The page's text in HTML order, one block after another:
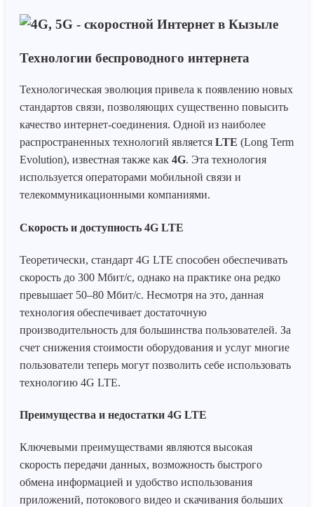
Технологии беспроводного интернета
Технологическая эволюция привела к появлению новых
стандартов связи, позволяющих существенно повысить
качество интернет-соединения. Одной из наиболее
распространенных технологий является LTE (Long Term
Evolution), известная также как 4G. Эта технология
используется операторами мобильной связи и
телекоммуникационными компаниями.
Скорость и доступность 4G LTE
Теоретически, стандарт 4G LTE способен обеспечивать
скорость до 300 Мбит/с, однако на практике она редко
превышает 50–80 Мбит/с. Несмотря на это, данная
технология обеспечивает достаточную
производительность для большинства пользователей. За
счет снижения стоимости оборудования и услуг многие
пользователи теперь могут позволить себе использовать
технологию 4G LTE.
Преимущества и недостатки 4G LTE
Ключевыми преимуществами являются высокая
скорость передачи данных, возможность быстрого
обмена информацией и удобство использования
приложений, потокового видео и скачивания больших